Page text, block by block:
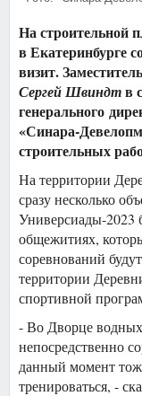
На строительной
в Екатеринбурге
визит.
Сергей Швиндтв
генерального
«Синара-
строительных
На территории
сразу несколько
Универсиады-2023
общежитиях,
соревнований
территории
спортивной
- Во Дворце
непосредственно
данный момент
тренироваться, -